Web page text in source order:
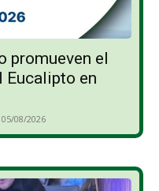
promueven el
Eucalipto en
05/08/2026